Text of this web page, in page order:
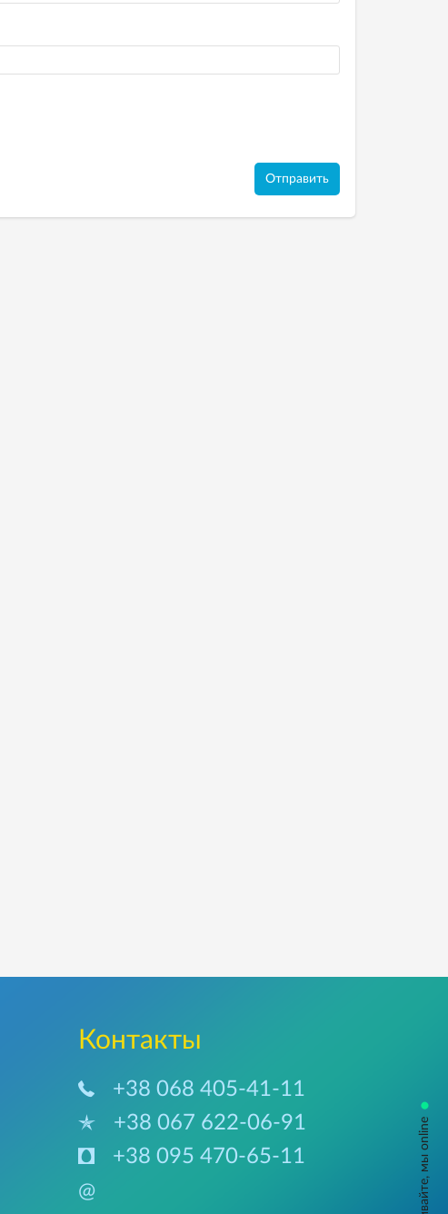
Отправить
Контакты
+38 068 405-41-11
+38 067 622-06-91
+38 095 470-65-11
@
•